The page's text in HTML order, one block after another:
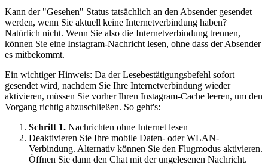
Kann der "Gesehen" Status tatsächlich an den Absender gesendet
werden, wenn Sie aktuell keine Internetverbindung haben?
Natürlich nicht. Wenn Sie also die Internetverbindung trennen,
können Sie eine Instagram-Nachricht lesen, ohne dass der Absender
es mitbekommt.
Ein wichtiger Hinweis: Da der Lesebestätigungsbefehl sofort
gesendet wird, nachdem Sie Ihre Internetverbindung wieder
aktivieren, müssen Sie vorher Ihren Instagram-Cache leeren, um den
Vorgang richtig abzuschließen. So geht's:
Schritt 1. Nachrichten ohne Internet lesen
Deaktivieren Sie Ihre mobile Daten- oder WLAN-
Verbindung. Alternativ können Sie den Flugmodus aktivieren.
Öffnen Sie dann den Chat mit der ungelesenen Nachricht.